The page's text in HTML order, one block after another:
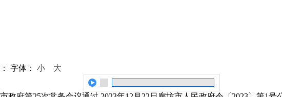
字体： 小 大